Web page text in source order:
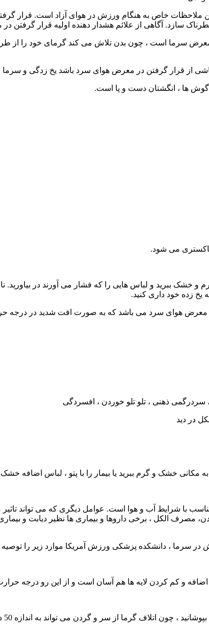
ملاحظات خاص به هنگام ورزش در هوای آزاد است. قرار
سازد. آگاهی از علائم هشدار دهنده اولیه قرار
سرما است ، چون بدن تلاش می کند گرمای خود را از
از قرار گرفتن در معرض هوای سرد باشد یخ زدگی و
ها ، انگشتان دست و پا است.
می شود.
و خشک ببرید و لباس هایی را که فشار می آورند در بیاورید.
یخ زده خود داری کنید.
معرض هوای سرد می باشد که به صورت افت شدید در
ذهنی ، تلو تلو خوردن ، افسردگی
در دید
مکانی خشک و گرم ببرید یا بیمار را با پتو ، لباس اضافه
با شرایط آب و هوا است. عوامل دیگری که می تواند تاثیر
مصرف الکل ، برخی داروها و بیماری ها نظیر دیابت و
در سرما ، دانشکده پزشکی ورزش آمریکا موارد زیر را
و کم کردن لایه ها هم آسان است و از این رو درجه
گرما از سر و گردن می تواند به اندازه 50 درصد کل حرارت تلف شده بدن تان باشد.